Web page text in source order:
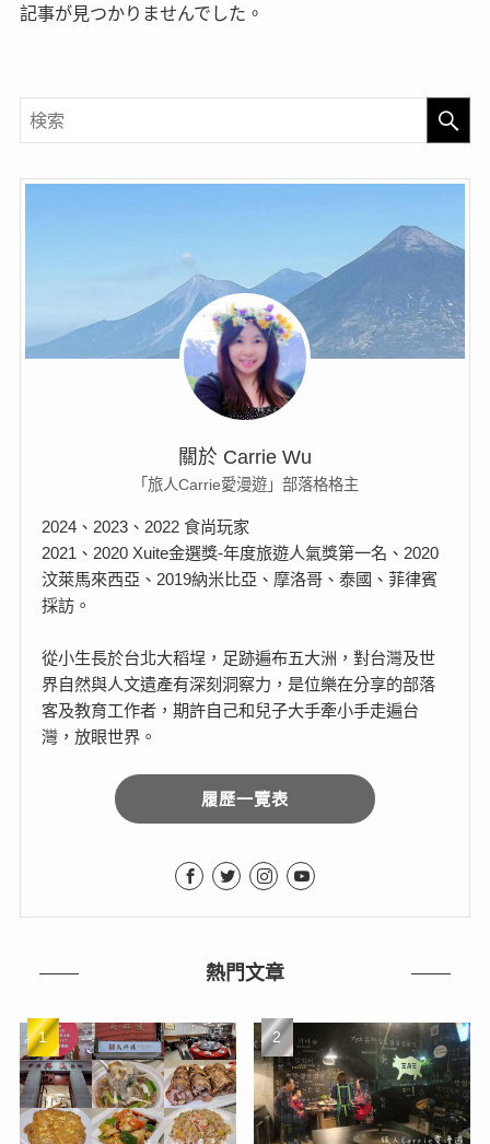
記事が見つかりませんでした。
關於 Carrie Wu
「旅人Carrie愛漫遊」部落格格主
2024、2023、2022 食尚玩家
2021、2020 Xuite金選獎-年度旅遊人氣獎第一名、2020
汶萊馬來西亞、2019納米比亞、摩洛哥、泰國、菲律賓
採訪。
從小生長於台北大稻埕，足跡遍布五大洲，對台灣及世
界自然與人文遺產有深刻洞察力，是位樂在分享的部落
客及教育工作者，期許自己和兒子大手牽小手走遍台
灣，放眼世界。
履歷一覽表
熱門文章